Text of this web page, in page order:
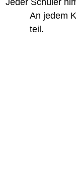
Jeder Schüler
An jedem
teil .